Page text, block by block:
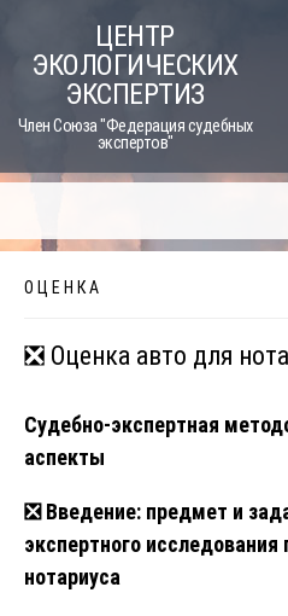
content
ЦЕНТР
ЭКОЛОГИЧЕСКИХ
ЭКСПЕРТИЗ
Член Союза "Федерация судебных
экспертов"
О Ц Е Н К А
❎ Оценка авто для
Судебно-экспертная
аспекты
❎ Введение: предмет и
экспертного исследования
нотариуса